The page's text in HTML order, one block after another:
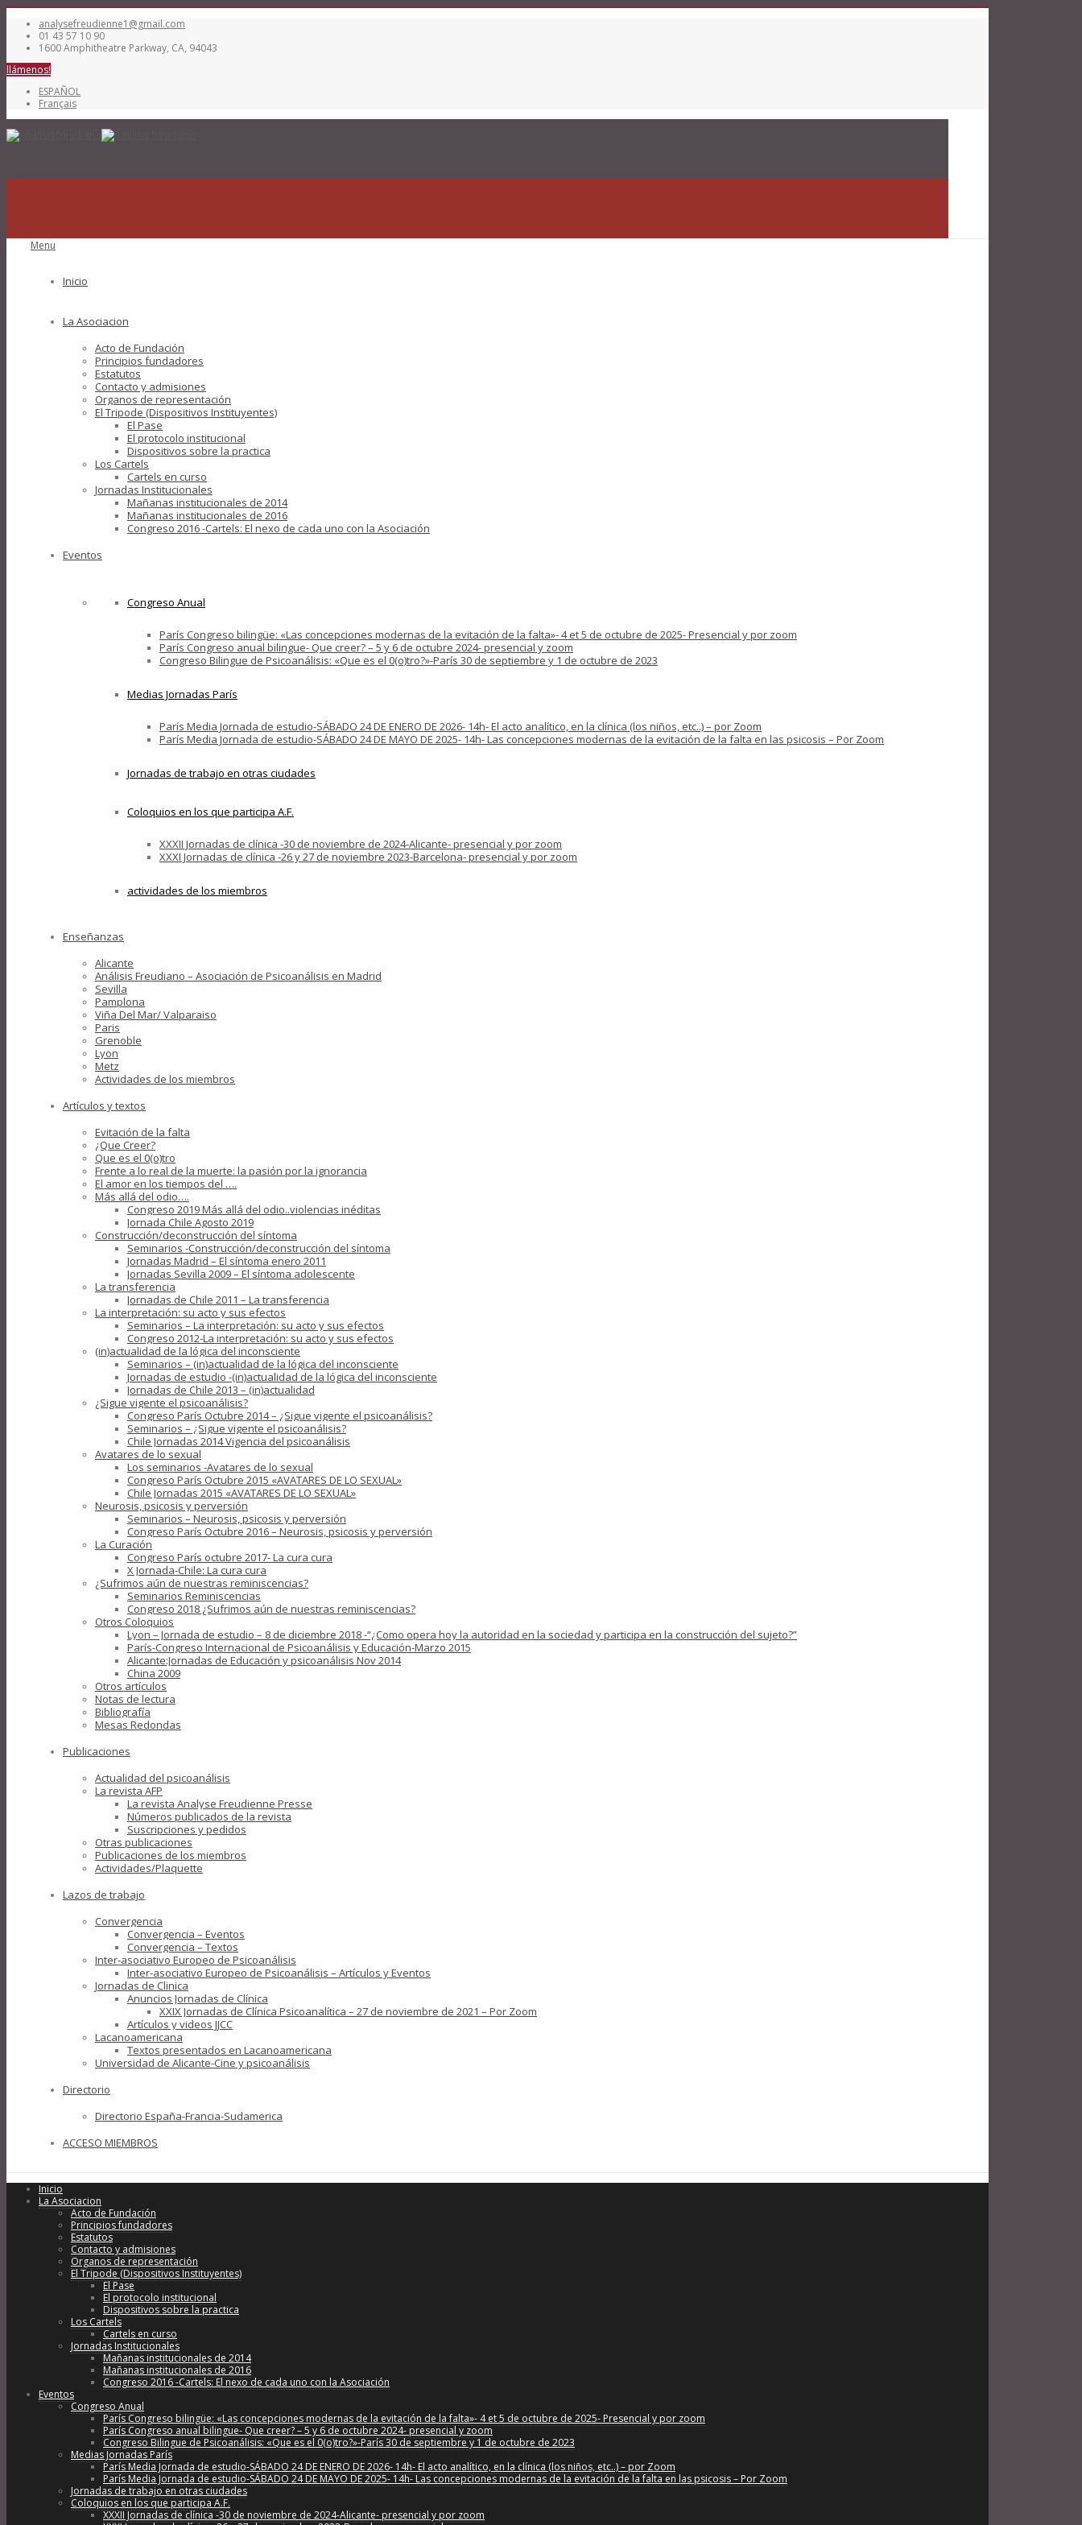
analysefreudienne1@gmail.com
01 43 57 10 90
1600 Amphitheatre Parkway, CA, 94043
llámenos!
ESPAÑOL
Français
Menu
Inicio
La Asociacion
Acto de Fundación
Principios fundadores
Estatutos
Contacto y admisiones
Organos de representación
El Tripode (Dispositivos Instituyentes)
El Pase
El protocolo institucional
Dispositivos sobre la practica
Los Cartels
Cartels en curso
Jornadas Institucionales
Mañanas institucionales de 2014
Mañanas institucionales de 2016
Congreso 2016 -Cartels: El nexo de cada uno con la Asociación
Eventos
Congreso Anual
París Congreso bilingüe: «Las concepciones modernas de la evitación de la falta»- 4 et 5 de octubre de 2025- Presencial y por zoom
París Congreso anual bilingue- Que creer? – 5 y 6 de octubre 2024- presencial y zoom
Congreso Bilingue de Psicoanálisis: «Que es el 0(o)tro?»-París 30 de septiembre y 1 de octubre de 2023
Medias Jornadas París
París Media Jornada de estudio-SÁBADO 24 DE ENERO DE 2026- 14h- El acto analítico, en la clínica (los niños, etc..) – por Zoom
París Media Jornada de estudio-SÁBADO 24 DE MAYO DE 2025- 14h- Las concepciones modernas de la evitación de la falta en las psicosis – Por Zoom
Jornadas de trabajo en otras ciudades
Coloquios en los que participa A.F.
XXXII Jornadas de clínica -30 de noviembre de 2024-Alicante- presencial y por zoom
XXXI Jornadas de clínica -26 y 27 de noviembre 2023-Barcelona- presencial y por zoom
actividades de los miembros
Enseñanzas
Alicante
Análisis Freudiano – Asociación de Psicoanálisis en Madrid
Sevilla
Pamplona
Viña Del Mar/ Valparaiso
Paris
Grenoble
Lyon
Metz
Actividades de los miembros
Artículos y textos
Evitación de la falta
¿Que Creer?
Que es el 0(o)tro
Frente a lo real de la muerte: la pasión por la ignorancia
El amor en los tiempos del ….
Más allá del odio….
Congreso 2019 Más allá del odio..violencias inéditas
Jornada Chile Agosto 2019
Construcción/deconstrucción del síntoma
Seminarios -Construcción/deconstrucción del síntoma
Jornadas Madrid – El síntoma enero 2011
Jornadas Sevilla 2009 – El síntoma adolescente
La transferencia
Jornadas de Chile 2011 – La transferencia
La interpretación: su acto y sus efectos
Seminarios – La interpretación: su acto y sus efectos
Congreso 2012-La interpretación: su acto y sus efectos
(in)actualidad de la lógica del inconsciente
Seminarios – (in)actualidad de la lógica del inconsciente
Jornadas de estudio -(in)actualidad de la lógica del inconsciente
Jornadas de Chile 2013 – (in)actualidad
¿Sigue vigente el psicoanálisis?
Congreso París Octubre 2014 – ¿Sigue vigente el psicoanálisis?
Seminarios – ¿Sigue vigente el psicoanálisis?
Chile Jornadas 2014 Vigencia del psicoanálisis
Avatares de lo sexual
Los seminarios -Avatares de lo sexual
Congreso París Octubre 2015 «AVATARES DE LO SEXUAL»
Chile Jornadas 2015 «AVATARES DE LO SEXUAL»
Neurosis, psicosis y perversión
Seminarios – Neurosis, psicosis y perversión
Congreso París Octubre 2016 – Neurosis, psicosis y perversión
La Curación
Congreso París octubre 2017- La cura cura
X Jornada-Chile: La cura cura
¿Sufrimos aún de nuestras reminiscencias?
Seminarios Reminiscencias
Congreso 2018 ¿Sufrimos aún de nuestras reminiscencias?
Otros Coloquios
Lyon – Jornada de estudio – 8 de diciembre 2018 -“¿Como opera hoy la autoridad en la sociedad y participa en la construcción del sujeto?”
París-Congreso Internacional de Psicoanálisis y Educación-Marzo 2015
Alicante:Jornadas de Educación y psicoanálisis Nov 2014
China 2009
Otros artículos
Notas de lectura
Bibliografía
Mesas Redondas
Publicaciones
Actualidad del psicoanálisis
La revista AFP
La revista Analyse Freudienne Presse
Números publicados de la revista
Suscripciones y pedidos
Otras publicaciones
Publicaciones de los miembros
Actividades/Plaquette
Lazos de trabajo
Convergencia
Convergencia – Eventos
Convergencia – Textos
Inter-asociativo Europeo de Psicoanálisis
Inter-asociativo Europeo de Psicoanálisis – Artículos y Eventos
Jornadas de Clinica
Anuncios Jornadas de Clínica
XXIX Jornadas de Clínica Psicoanalítica – 27 de noviembre de 2021 – Por Zoom
Artículos y videos JJCC
Lacanoamericana
Textos presentados en Lacanoamericana
Universidad de Alicante-Cine y psicoanálisis
Directorio
Directorio España-Francia-Sudamerica
ACCESO MIEMBROS
Inicio
La Asociacion
Acto de Fundación
Principios fundadores
Estatutos
Contacto y admisiones
Organos de representación
El Tripode (Dispositivos Instituyentes)
El Pase
El protocolo institucional
Dispositivos sobre la practica
Los Cartels
Cartels en curso
Jornadas Institucionales
Mañanas institucionales de 2014
Mañanas institucionales de 2016
Congreso 2016 -Cartels: El nexo de cada uno con la Asociación
Eventos
Congreso Anual
París Congreso bilingüe: «Las concepciones modernas de la evitación de la falta»- 4 et 5 de octubre de 2025- Presencial y por zoom
París Congreso anual bilingue- Que creer? – 5 y 6 de octubre 2024- presencial y zoom
Congreso Bilingue de Psicoanálisis: «Que es el 0(o)tro?»-París 30 de septiembre y 1 de octubre de 2023
Medias Jornadas París
París Media Jornada de estudio-SÁBADO 24 DE ENERO DE 2026- 14h- El acto analítico, en la clínica (los niños, etc..) – por Zoom
París Media Jornada de estudio-SÁBADO 24 DE MAYO DE 2025- 14h- Las concepciones modernas de la evitación de la falta en las psicosis – Por Zoom
Jornadas de trabajo en otras ciudades
Coloquios en los que participa A.F.
XXXII Jornadas de clínica -30 de noviembre de 2024-Alicante- presencial y por zoom